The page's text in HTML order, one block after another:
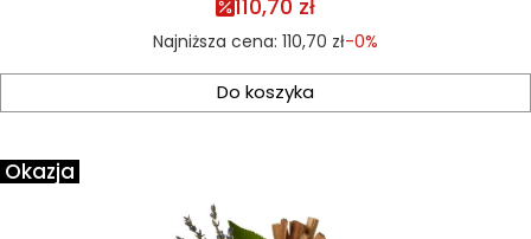
110,70 zł
Najniższa cena: 110,70 zł-0%
Do koszyka
Okazja